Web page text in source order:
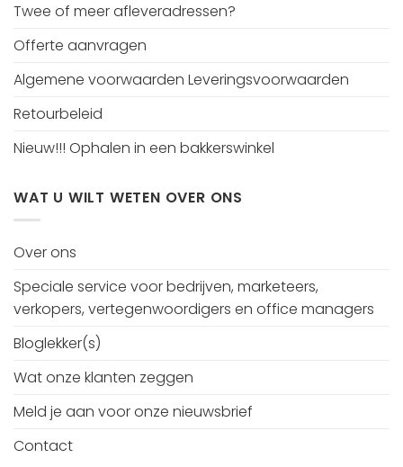
Twee of meer afleveradressen?
Offerte aanvragen
Algemene voorwaarden Leveringsvoorwaarden
Retourbeleid
Nieuw!!! Ophalen in een bakkerswinkel
WAT U WILT WETEN OVER ONS
Over ons
Speciale service voor bedrijven, marketeers,
verkopers, vertegenwoordigers en office managers
Bloglekker(s)
Wat onze klanten zeggen
Meld je aan voor onze nieuwsbrief
Contact